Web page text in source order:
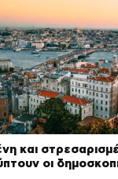
και
οι